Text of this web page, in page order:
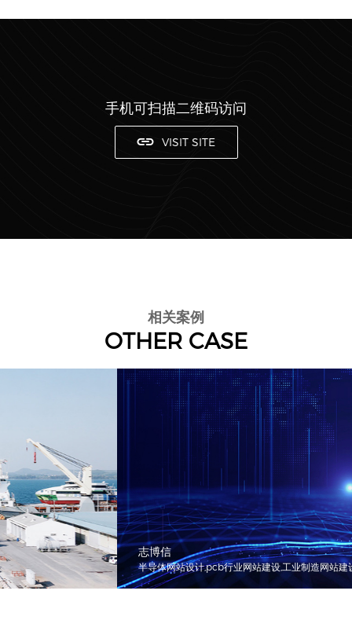
手机可扫描二维码访问
VISIT SITE
相关案例
OTHER CASE
志博信
半导体网站设计,pcb行业网站建设,工业制造网站建设